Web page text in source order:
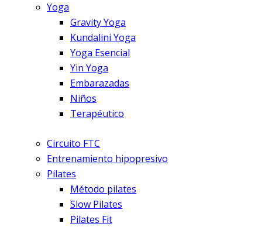
Yoga
Gravity Yoga
Kundalini Yoga
Yoga Esencial
Yin Yoga
Embarazadas
Niños
Terapéutico
Circuito FTC
Entrenamiento hipopresivo
Pilates
Método pilates
Slow Pilates
Pilates Fit